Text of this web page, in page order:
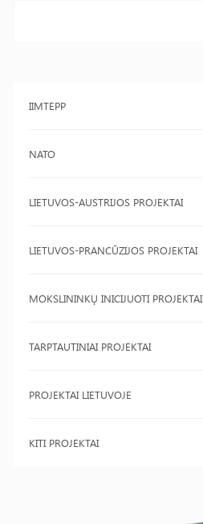
IIMTEPP
NATO
LIETUVOS-AUSTRIJOS PROJEKTAI
LIETUVOS-PRANCŪZIJOS PROJEKTAI
MOKSLININKŲ INICIJUOTI PROJEKTAI
TARPTAUTINIAI PROJEKTAI
PROJEKTAI LIETUVOJE
KITI PROJEKTAI